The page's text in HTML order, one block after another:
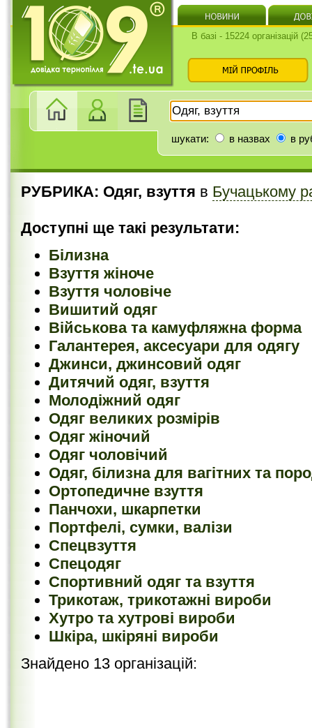
В базі - 15224 організацій
шукати: в назвах в
РУБРИКА: Одяг, взуття в Бучацькому
Доступні ще такі результати:
Білизна
Взуття жіноче
Взуття чоловіче
Вишитий одяг
Військова та камуфляжна форма
Галантерея, аксесуари для одягу
Джинси, джинсовий одяг
Дитячий одяг, взуття
Молодіжний одяг
Одяг великих розмірів
Одяг жіночий
Одяг чоловічий
Одяг, білизна для вагітних та
Ортопедичне взуття
Панчохи, шкарпетки
Портфелі, сумки, валізи
Спецвзуття
Спецодяг
Спортивний одяг та взуття
Трикотаж, трикотажні вироби
Хутро та хутрові вироби
Шкіра, шкіряні вироби
Знайдено 13 організацій: